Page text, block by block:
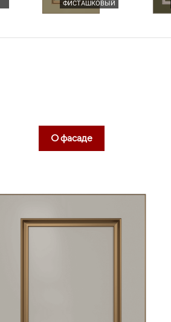
ФИСТАШКОВЫЙ
ЯЩИКИ МЕТАБОКС
О фасаде